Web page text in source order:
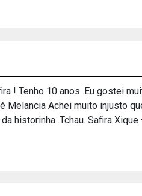
! Tenho 10 anos .Eu gostei
Melancia Achei muito injusto
historinha .Tchau. Safira